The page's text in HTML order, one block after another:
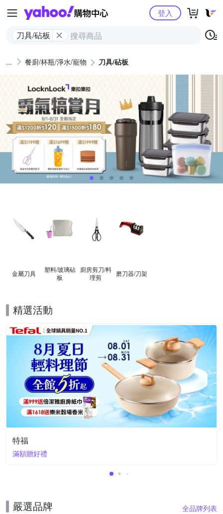
Yahoo購物中心
刀具/砧板
登入
餐廚/杯瓶/淨水/寵物 刀具/砧板
金屬刀具
塑料/玻璃砧
板
廚房剪刀/料
理剪
磨刀器/刀架
精選活動
特福
滿額贈好禮
嚴選品牌 全品牌列表